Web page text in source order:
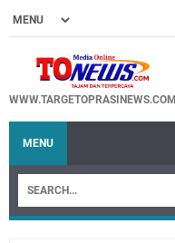
WWW.TARGETOPRASINEWS.COM
MENU